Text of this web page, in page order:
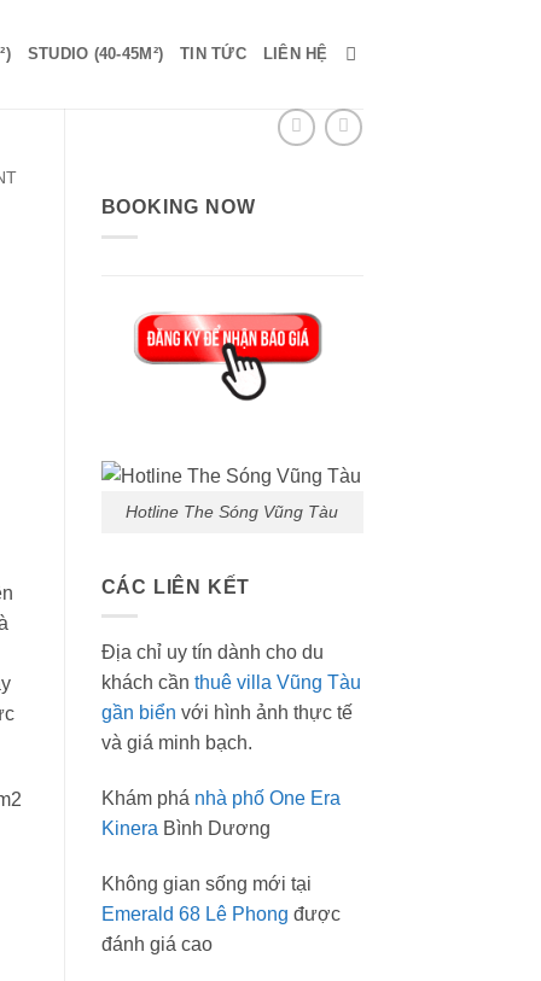
STUDIO (40-45M²) TIN TỨC LIÊN HỆ
BOOKING NOW
Hotline The Sóng Vũng Tàu
CÁC LIÊN KẾT
Địa chỉ uy tín dành cho du
khách cần thuê villa Vũng Tàu
gần biển với hình ảnh thực tế
và giá minh bạch.
Khám phá nhà phố One Era
Kinera Bình Dương
Không gian sống mới tại
Emerald 68 Lê Phong được
đánh giá cao